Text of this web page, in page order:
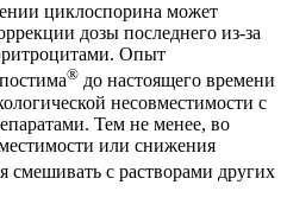
циклоспорина может
дозы последнего из-за
Опыт
® до настоящего времени
несовместимости с
Тем не менее, во
или снижения
смешивать с растворами других